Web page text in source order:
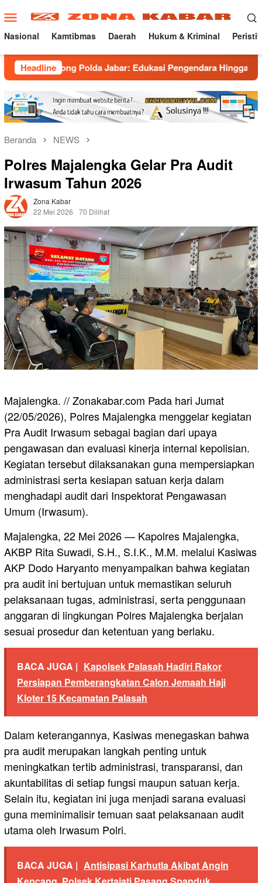
ke
konten
Menu
Mobile
Nasional Kamtibmas Daerah Hukum & Kriminal
Headline
Polda Jabar: Edukasi Pengendara Hingga Ganti Knalpot
Beranda NEWS
Polres Majalengka Gelar Pra Audit
Irwasum Tahun 2026
Zona Kabar
22 Mei 2026
70 Dilihat
Majalengka. // Zonakabar.com Pada hari Jumat
(22/05/2026), Polres Majalengka menggelar kegiatan
Pra Audit Irwasum sebagai bagian dari upaya
pengawasan dan evaluasi kinerja internal kepolisian.
Kegiatan tersebut dilaksanakan guna mempersiapkan
administrasi serta kesiapan satuan kerja dalam
menghadapi audit dari Inspektorat Pengawasan
Umum (Irwasum).
Majalengka, 22 Mei 2026 — Kapolres Majalengka,
AKBP Rita Suwadi, S.H., S.I.K., M.M. melalui Kasiwas
AKP Dodo Haryanto menyampaikan bahwa kegiatan
pra audit ini bertujuan untuk memastikan seluruh
pelaksanaan tugas, administrasi, serta penggunaan
anggaran di lingkungan Polres Majalengka berjalan
sesuai prosedur dan ketentuan yang berlaku.
BACA JUGA | Kapolsek Palasah Hadiri Rakor
Persiapan Pemberangkatan Calon Jemaah Haji
Kloter 15 Kecamatan Palasah
Dalam keterangannya, Kasiwas menegaskan bahwa
pra audit merupakan langkah penting untuk
meningkatkan tertib administrasi, transparansi, dan
akuntabilitas di setiap fungsi maupun satuan kerja.
Selain itu, kegiatan ini juga menjadi sarana evaluasi
guna meminimalisir temuan saat pelaksanaan audit
utama oleh Irwasum Polri.
BACA JUGA | Antisipasi Karhutla Akibat Angin